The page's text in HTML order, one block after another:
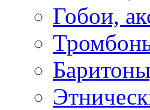
Гобои,